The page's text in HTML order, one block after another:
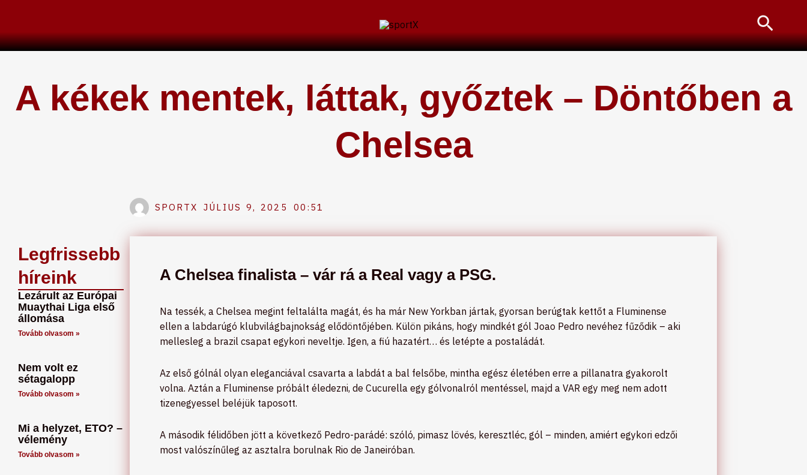
content
A kékek mentek, láttak, győztek – Döntőben a
Chelsea
SPORTX JÚLIUS 9, 2025 00:51
Legfrissebb
híreink
Lezárult az Európai
Muaythai Liga első
állomása
Tovább olvasom »
Nem volt ez
sétagalopp
Tovább olvasom »
Mi a helyzet, ETO? –
vélemény
Tovább olvasom »
A Chelsea finalista – vár rá a Real vagy a PSG.
Na tessék, a Chelsea megint feltalálta magát, és ha már New Yorkban jártak, gyorsan berúgtak kettőt a Fluminense
ellen a labdarúgó klubvilágbajnokság elődöntőjében. Külön pikáns, hogy mindkét gól Joao Pedro nevéhez fűződik – aki
mellesleg a brazil csapat egykori neveltje. Igen, a fiú hazatért… és letépte a postaládát.
Az első gólnál olyan eleganciával csavarta a labdát a bal felsőbe, mintha egész életében erre a pillanatra gyakorolt
volna. Aztán a Fluminense próbált éledezni, de Cucurella egy gólvonalról mentéssel, majd a VAR egy meg nem adott
tizenegyessel beléjük taposott.
A második félidőben jött a következő Pedro-parádé: szóló, pimasz lövés, keresztléc, gól – minden, amiért egykori edzői
most valószínűleg az asztalra borulnak Rio de Janeiróban.